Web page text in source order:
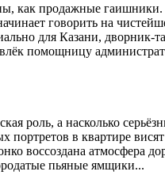
как продажные
говорить на
для Казани, дворник-
помощницу
роль, а насколько
портретов в квартире
воссоздана
пьяные ямщики...